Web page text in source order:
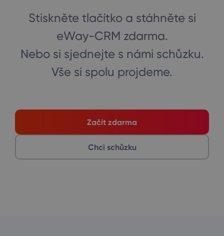
Stiskněte tlačítko a stáhněte si
eWay-CRM zdarma.
Nebo si sjednejte s námi schůzku.
Vše si spolu projdeme.
Začít zdarma
Chci schůzku